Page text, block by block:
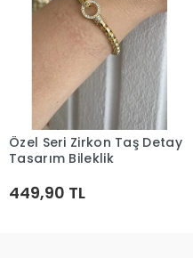
Sepete Ekle
Özel Seri Zirkon Taş Detay
Tasarım Bileklik
449,90 TL